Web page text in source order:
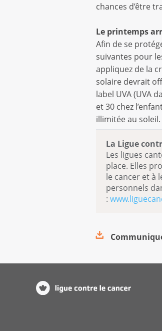
chances d’être
Le printemps
Afin de se
suivantes pour
appliquez de la
solaire devrait
label UVA (UVA
et 30 chez
illimitée au soleil.
La Ligue
Les ligues
place. Elles
le cancer et à
personnels
: